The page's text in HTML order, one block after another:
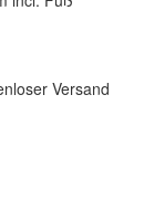
Versand